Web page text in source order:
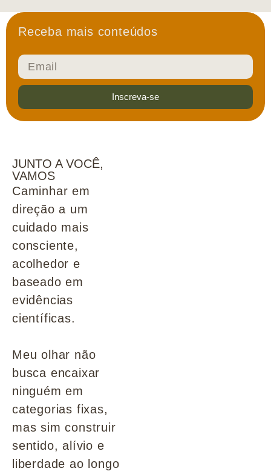
Receba mais conteúdos
Inscreva-se
JUNTO A VOCÊ,
VAMOS
Caminhar em
direção a um
cuidado mais
consciente,
acolhedor e
baseado em
evidências
científicas.
Meu olhar não
busca encaixar
ninguém em
categorias fixas,
mas sim construir
sentido, alívio e
liberdade ao longo